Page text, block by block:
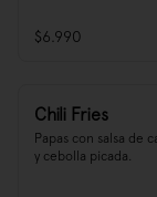
$6.990
Chili Fries
Papas con salsa de
y cebolla picada.